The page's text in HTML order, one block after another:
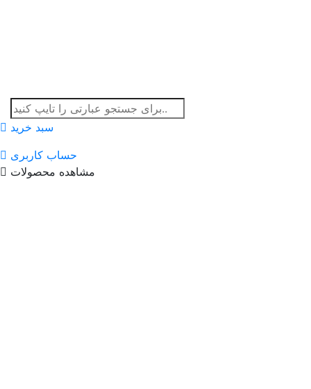
سبد خرید
حساب کاربری
مشاهده محصولات